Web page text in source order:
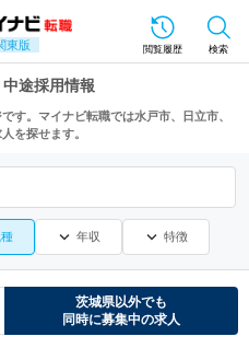
東版 閲覧履歴 検索
途採用情報
す。マイナビ転職では水戸市、日立市、
を探せます。
年収 特徴
茨城県以外でも
同時に募集中の求人